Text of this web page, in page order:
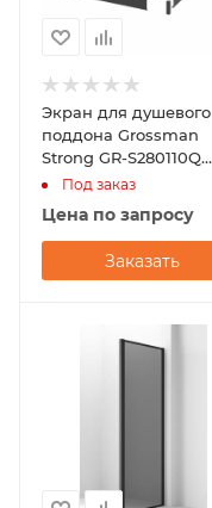
Экран для душевого
поддона Grossman
Strong GR-S280110Q
(80х110)
Под заказ
Цена по запросу
Заказать